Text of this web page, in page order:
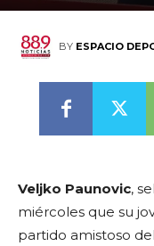
BY ESPACIO
Veljko Paunovic,
miércoles que su
partido amistoso